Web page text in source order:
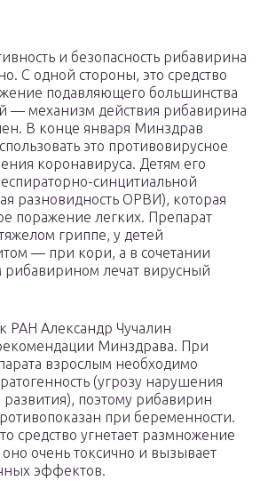
и безопасность рибавирина
С одной стороны, это средство
подавляющего большинства
— механизм действия рибавирина
В конце января Минздрав
это противовирусное
коронавируса. Детям его
синцитиальной
разновидность ОРВИ), которая
поражение легких. Препарат
гриппе, у детей
— при кори, а в сочетании
лечат вирусный
РАН Александр Чучалин
Минздрава. При
взрослым необходимо
(угрозу нарушения
поэтому рибавирин
при беременности.
средство угнетает размножение
очень токсично и вызывает
эффектов.